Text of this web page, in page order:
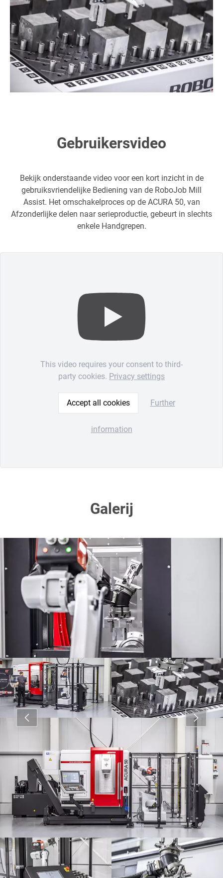
Gebruikersvideo
Bekijk onderstaande video voor een kort inzicht in de
gebruiksvriendelijke Bediening van de RoboJob Mill
Assist. Het omschakelproces op de ACURA 50, van
Afzonderlijke delen naar serieproductie, gebeurt in slechts
enkele Handgrepen.
This video requires your consent to third-
party cookies. Privacy settings
Accept all cookies Further
information
Galerij